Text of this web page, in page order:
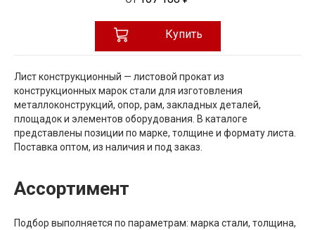
Купить
Лист конструкционный — листовой прокат из
конструкционных марок стали для изготовления
металлоконструкций, опор, рам, закладных деталей,
площадок и элементов оборудования. В каталоге
представлены позиции по марке, толщине и формату листа.
Поставка оптом, из наличия и под заказ.
Ассортимент
Подбор выполняется по параметрам: марка стали, толщина,